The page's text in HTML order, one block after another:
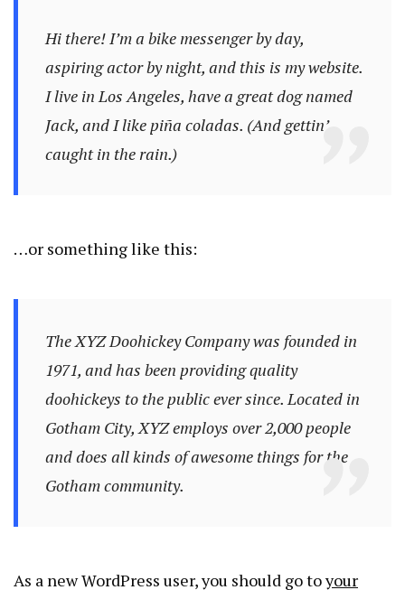
Hi there! I’m a bike messenger by day,
aspiring actor by night, and this is my website.
I live in Los Angeles, have a great dog named
Jack, and I like piña coladas. (And gettin’
caught in the rain.)
…or something like this:
The XYZ Doohickey Company was founded in
1971, and has been providing quality
doohickeys to the public ever since. Located in
Gotham City, XYZ employs over 2,000 people
and does all kinds of awesome things for the
Gotham community.
As a new WordPress user, you should go toyour